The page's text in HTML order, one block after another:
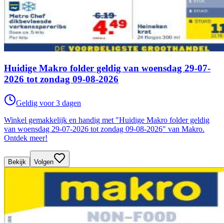
Huidige Makro folder geldig van woensdag 29-07-
2026 tot zondag 09-08-2026
Geldig voor 3 dagen
Winkel gemakkelijk en handig met "Huidige Makro folder geldig
van woensdag 29-07-2026 tot zondag 09-08-2026" van Makro.
Ontdek meer!
Bekijk Volgen